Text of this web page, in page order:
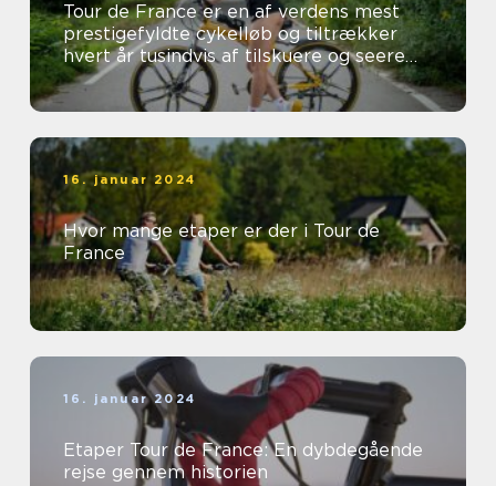
Tour de France er en af verdens mest
prestigefyldte cykelløb og tiltrækker
hvert år tusindvis af tilskuere og seere
fra hele verden
16. januar 2024
Hvor mange etaper er der i Tour de
France
16. januar 2024
Etaper Tour de France: En dybdegående
rejse gennem historien